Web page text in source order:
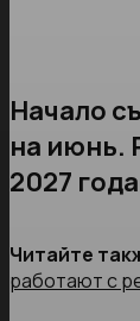
Начало
на июнь.
2027
Читайте
работают с